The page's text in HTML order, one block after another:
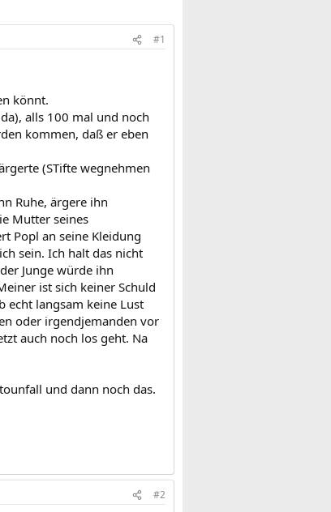
#1
könnt.
alls 100 mal und noch
kommen, daß er eben
(STifte wegnehmen
Ruhe, ärgere ihn
Mutter seines
Popl an seine Kleidung
sein. Ich halt das nicht
Junge würde ihn
ist sich keiner Schuld
echt langsam keine Lust
oder irgendjemanden vor
auch noch los geht. Na
und dann noch das.
#2